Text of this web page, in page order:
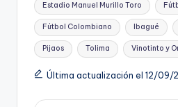
Estadio Manuel Murillo Toro
Fútbol Colombiano Ibagué
Pijaos Tolima Vinotinto y
Última actualización el 12/09/